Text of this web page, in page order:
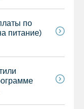
по
питание)